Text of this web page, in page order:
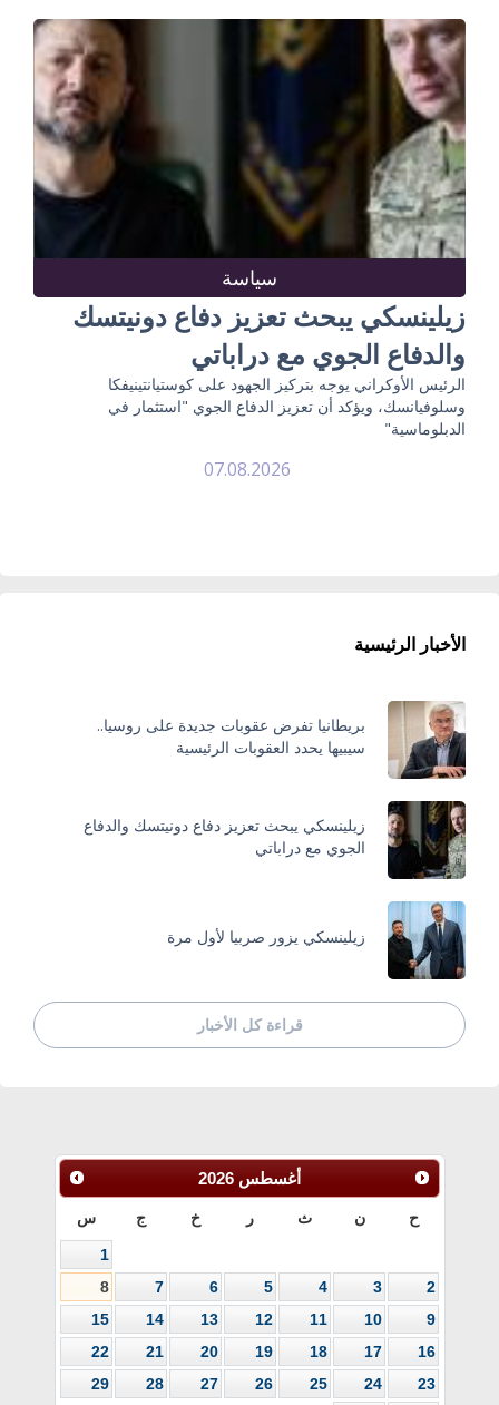
سياسة
زيلينسكي يبحث تعزيز دفاع دونيتسك
والدفاع الجوي مع دراباتي
الرئيس الأوكراني يوجه بتركيز الجهود على كوستيانتينيفكا
وسلوفيانسك، ويؤكد أن تعزيز الدفاع الجوي "استثمار في
الدبلوماسية"
07.08.2026
الأخبار الرئيسية
بريطانيا تفرض عقوبات جديدة على روسيا..
سيبيها يحدد العقوبات الرئيسية
زيلينسكي يبحث تعزيز دفاع دونيتسك والدفاع
الجوي مع دراباتي
زيلينسكي يزور صربيا لأول مرة
قراءة كل الأخبار
أغسطس 2026
ح ن ث ر خ ج س
1
2
3
4
5
6
7
8
9
10
11
12
13
14
15
16
17
18
19
20
21
22
23
24
25
26
27
28
29